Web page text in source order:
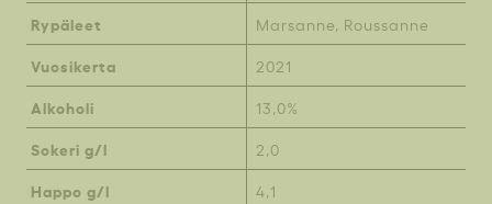
Rypäleet Marsanne, Roussanne
Vuosikerta 2021
Alkoholi 13,0%
Sokeri g/l 2,0
Happo g/l 4,1